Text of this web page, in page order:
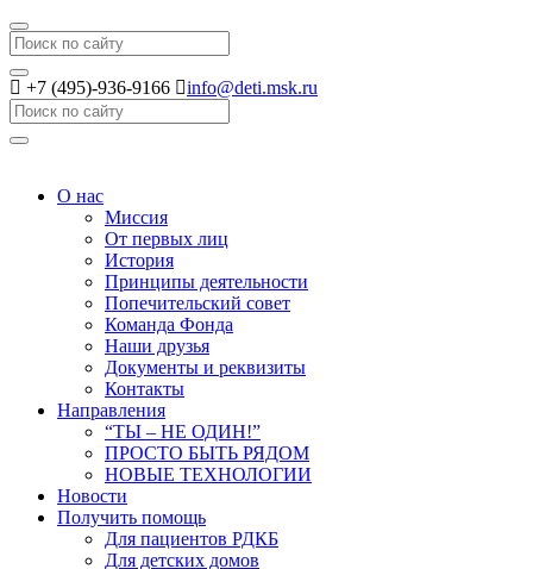
Search
+7 (495)-936-9166 info@deti.msk.ru
Search
О нас
Миссия
От первых лиц
История
Принципы деятельности
Попечительский совет
Команда Фонда
Наши друзья
Документы и реквизиты
Контакты
Направления
“ТЫ – НЕ ОДИН!”
ПРОСТО БЫТЬ РЯДОМ
НОВЫЕ ТЕХНОЛОГИИ
Новости
Получить помощь
Для пациентов РДКБ
Для детских домов